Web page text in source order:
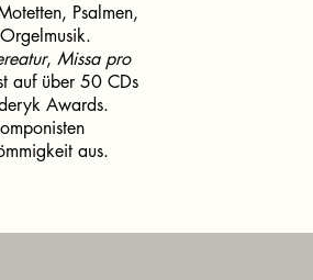
Psalmen,
, Missa pro
auf über 50 CDs
Awards.
aus.